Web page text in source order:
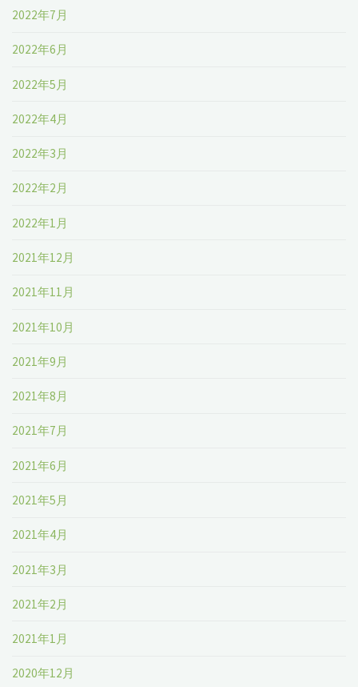
2022年7月
2022年6月
2022年5月
2022年4月
2022年3月
2022年2月
2022年1月
2021年12月
2021年11月
2021年10月
2021年9月
2021年8月
2021年7月
2021年6月
2021年5月
2021年4月
2021年3月
2021年2月
2021年1月
2020年12月